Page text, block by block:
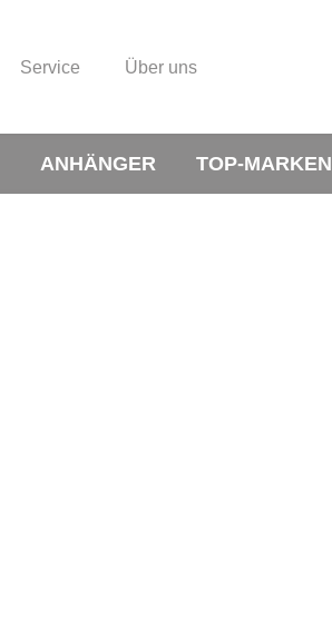
Service Über uns
ANHÄNGER TOP-MARKEN